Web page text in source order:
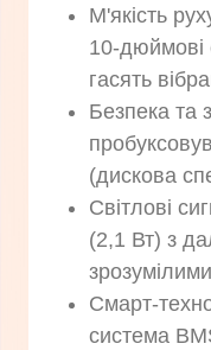
М'якість
10-дюймові
гасять
Безпека та
(дискова
Світлові
(2,1 Вт) з
Смарт-
система